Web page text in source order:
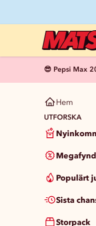
😎 Pepsi Max
Hem
UTFORSKA
Megafynd
Populärt
Sista
Storpack